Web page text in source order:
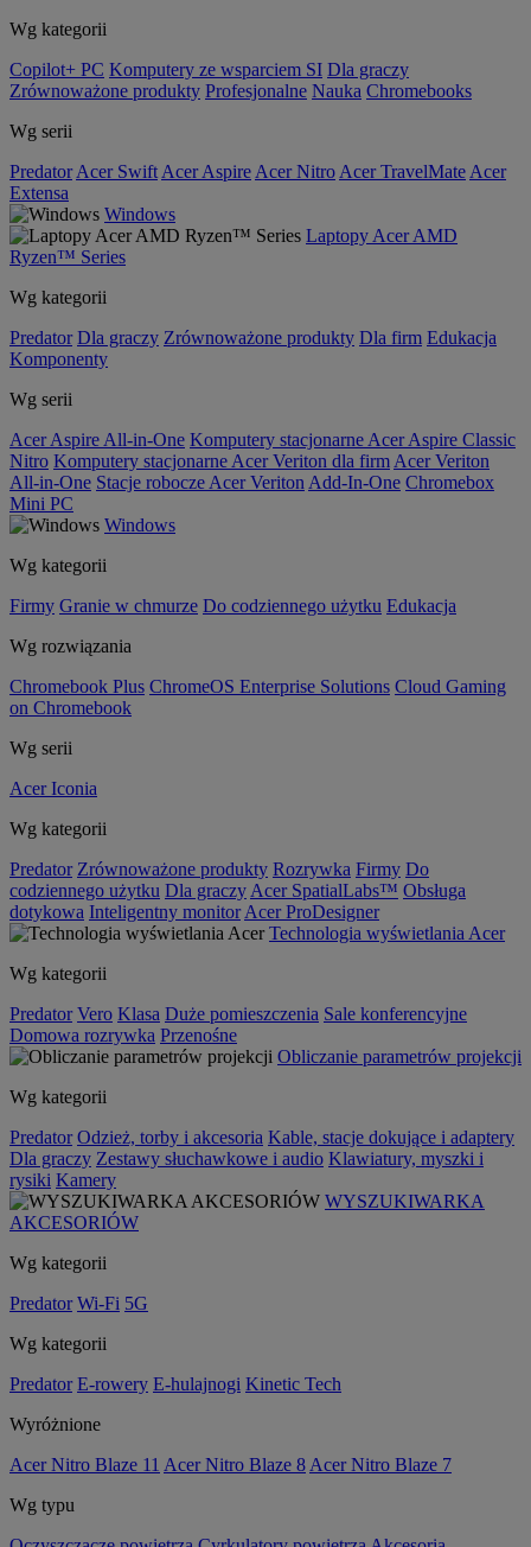
Wg kategorii
Copilot+ PC Komputery ze wsparciem SI Dla graczy
Zrównoważone produkty Profesjonalne Nauka Chromebooks
Wg serii
Predator Acer Swift Acer Aspire Acer Nitro Acer TravelMate Acer
Extensa
Windows
Laptopy Acer AMD
Ryzen™ Series
Wg kategorii
Predator Dla graczy Zrównoważone produkty Dla firm Edukacja
Komponenty
Wg serii
Acer Aspire All-in-One Komputery stacjonarne Acer Aspire Classic
Nitro Komputery stacjonarne Acer Veriton dla firm Acer Veriton
All-in-One Stacje robocze Acer Veriton Add-In-One Chromebox
Mini PC
Windows
Wg kategorii
Firmy Granie w chmurze Do codziennego użytku Edukacja
Wg rozwiązania
Chromebook Plus ChromeOS Enterprise Solutions Cloud Gaming
on Chromebook
Wg serii
Acer Iconia
Wg kategorii
Predator Zrównoważone produkty Rozrywka Firmy Do
codziennego użytku Dla graczy Acer SpatialLabs™ Obsługa
dotykowa Inteligentny monitor Acer ProDesigner
Technologia wyświetlania Acer
Wg kategorii
Predator Vero Klasa Duże pomieszczenia Sale konferencyjne
Domowa rozrywka Przenośne
Obliczanie parametrów projekcji
Wg kategorii
Predator Odzież, torby i akcesoria Kable, stacje dokujące i adaptery
Dla graczy Zestawy słuchawkowe i audio Klawiatury, myszki i
rysiki Kamery
WYSZUKIWARKA
AKCESORIÓW
Wg kategorii
Predator Wi-Fi 5G
Wg kategorii
Predator E-rowery E-hulajnogi Kinetic Tech
Wyróżnione
Acer Nitro Blaze 11 Acer Nitro Blaze 8 Acer Nitro Blaze 7
Wg typu